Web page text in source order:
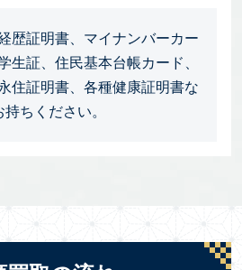
歴証明書、マイナンバーカー
生証、住民基本台帳カード、
住証明書、各種健康証明書な
ちください。